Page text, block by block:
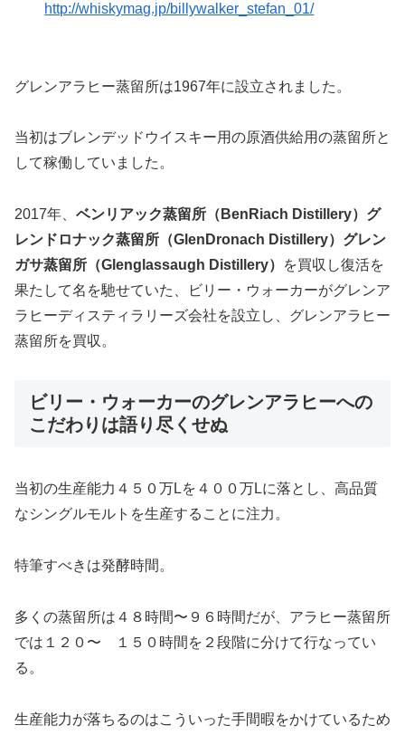
http://whiskymag.jp/billywalker_stefan_01/
グレンアラヒー蒸留所は1967年に設立されました。
当初はブレンデッドウイスキー用の原酒供給用の蒸留所と
して稼働していました。
2017年、 ベンリアック蒸留所（BenRiach Distillery）グ
レンドロナック蒸留所（GlenDronach Distillery）グレン
ガサ蒸留所（Glenglassaugh Distillery）
を買収し復活を
果たして名を馳せていた、ビリー・ウォーカーがグレンア
ラヒーディスティラリーズ会社を設立し、グレンアラヒー
蒸留所を買収。
ビリー・ウォーカーのグレンアラヒーへの
こだわりは語り尽くせぬ
当初の生産能力４５０万Lを４００万Lに落とし、高品質
なシングルモルトを生産することに注力。
特筆すべきは発酵時間。
多くの蒸留所は４８時間〜９６時間だが、アラヒー蒸留所
では１２０〜 １５０時間を２段階に分けて行なってい
る。
生産能力が落ちるのはこういった手間暇をかけているため